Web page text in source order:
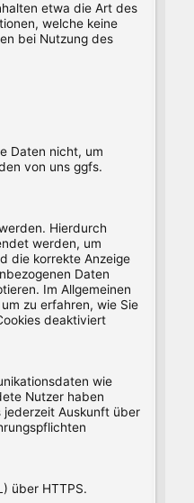
etwa die Art des
welche keine
bei Nutzung des
Daten nicht, um
von uns ggfs.
Hierdurch
werden, um
die korrekte Anzeige
Daten
Im Allgemeinen
zu erfahren, wie Sie
deaktiviert
wie
Nutzer haben
jederzeit Auskunft über
über HTTPS.